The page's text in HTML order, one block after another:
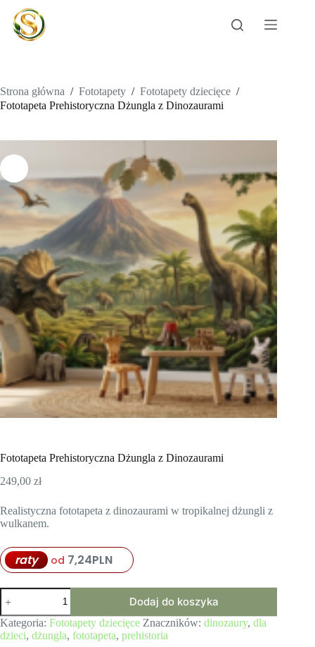
Przejdź
treści
Strona główna / Fototapety / Fototapety dziecięce /
Fototapeta Prehistoryczna Dżungla z Dinozaurami
Fototapeta Prehistoryczna Dżungla z Dinozaurami
249,00 zł
Realistyczna fototapeta z dinozaurami w tropikalnej dżungli z
wulkanem.
raty od 7,24PLN
ilość
Fototapeta
Prehistoryczna
Dżungla
z
Dodaj do koszyka
Kategoria: Fototapety dziecięce Znaczników: dinozaury, dla
dzieci, dżungla, fototapeta, prehistoria